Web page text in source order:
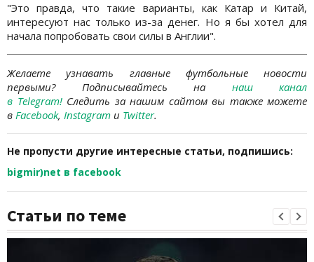
"Это правда, что такие варианты, как Катар и Китай,
интересуют нас только из-за денег. Но я бы хотел для
начала попробовать свои силы в Англии".
Желаете узнавать главные футбольные новости
первыми?
Подписывайтесь на наш канал
в Telegram!Следить за нашим сайтом вы также можете
в Facebook, Instagram и Twitter.
Не пропусти другие интересные статьи, подпишись:
bigmir)net в facebook
Статьи по теме